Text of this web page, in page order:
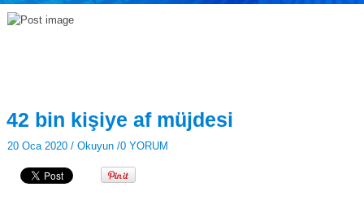
42 bin kişiye af müjdesi
20 Oca 2020 / Okuyun /0 YORUM